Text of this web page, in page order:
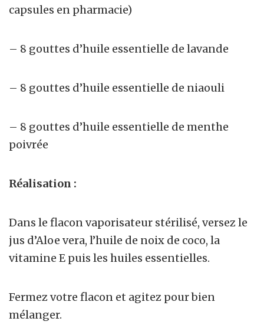
capsules en pharmacie)
– 8 gouttes d’huile essentielle de lavande
– 8 gouttes d’huile essentielle de niaouli
– 8 gouttes d’huile essentielle de menthe
poivrée
Réalisation :
Dans le flacon vaporisateur stérilisé, versez le
jus d’Aloe vera, l’huile de noix de coco, la
vitamine E puis les huiles essentielles.
Fermez votre flacon et agitez pour bien
mélanger.